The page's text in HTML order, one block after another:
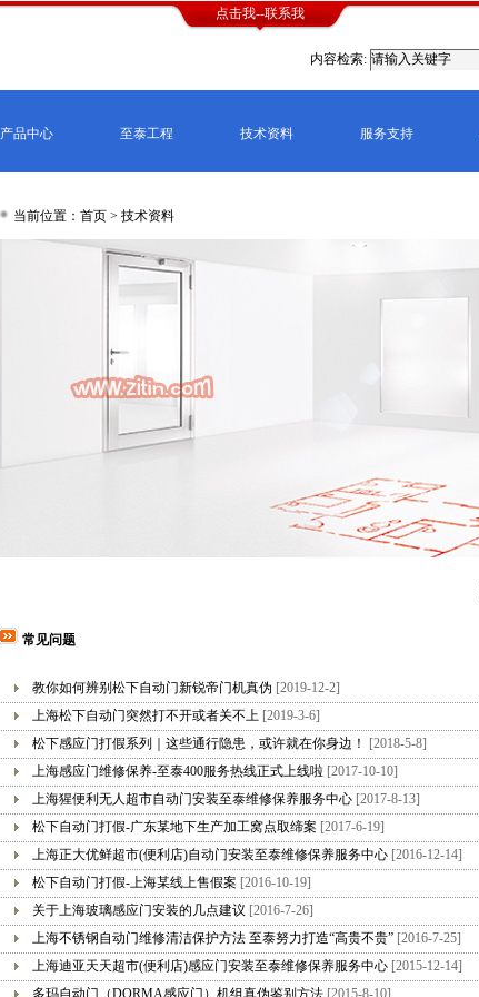
点击我--联系我
内容检索:
产品中心 至泰工程 技术资料 服务支持
当前位置：首页 > 技术资料
常见问题
教你如何辨别松下自动门新锐帝门机真伪 [2019-12-2]
上海松下自动门突然打不开或者关不上 [2019-3-6]
松下感应门打假系列｜这些通行隐患，或许就在你身边！
[2018-5-8]
上海感应门维修保养-至泰400服务热线正式上线啦 [2017-10-10]
上海猩便利无人超市自动门安装至泰维修保养服务中心 [2017-8-13]
松下自动门打假-广东某地下生产加工窝点取缔案 [2017-6-19]
上海正大优鲜超市(便利店)自动门安装至泰维修保养服务中心 [2016-12-14]
松下自动门打假-上海某线上售假案 [2016-10-19]
关于上海玻璃感应门安装的几点建议 [2016-7-26]
上海不锈钢自动门维修清洁保护方法 至泰努力打造“高贵不贵” [2016-7-25]
上海迪亚天天超市(便利店)感应门安装至泰维修保养服务中心 [2015-12-14]
多玛自动门（DORMA感应门）机组真伪鉴别方法 [2015-8-10]